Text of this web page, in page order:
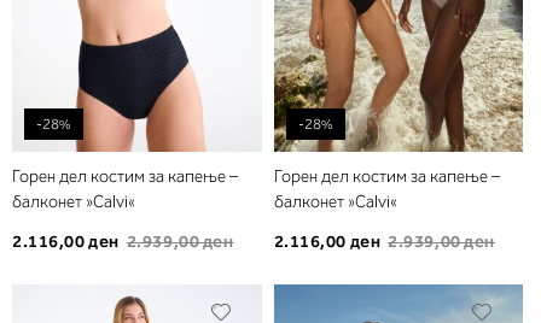
-28%
Горен дел костим за капење –
балконет »Calvi«
2.116,00 ден 2.939,00 ден
-28%
Горен дел костим за капење –
балконет »Calvi«
2.116,00 ден 2.939,00 ден